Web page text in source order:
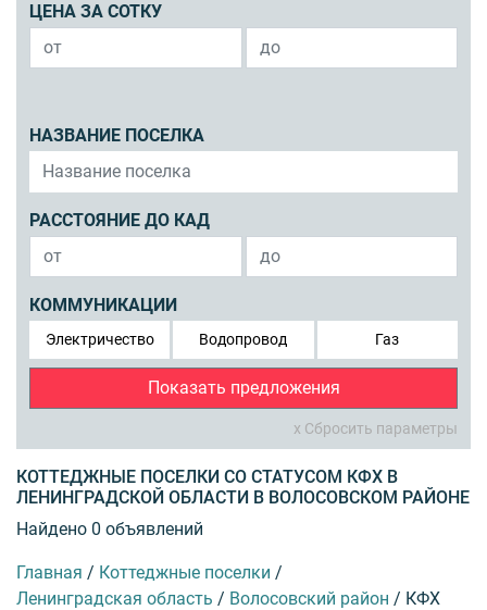
ЦЕНА ЗА СОТКУ
НАЗВАНИЕ ПОСЕЛКА
РАССТОЯНИЕ ДО КАД
КОММУНИКАЦИИ
Электричество Водопровод Газ
Показать предложения
x Сбросить параметры
КОТТЕДЖНЫЕ ПОСЕЛКИ СО СТАТУСОМ КФХ В
ЛЕНИНГРАДСКОЙ ОБЛАСТИ В ВОЛОСОВСКОМ РАЙОНЕ
Найдено 0 объявлений
Главная / Коттеджные поселки /
Ленинградская область / Волосовский район / КФХ